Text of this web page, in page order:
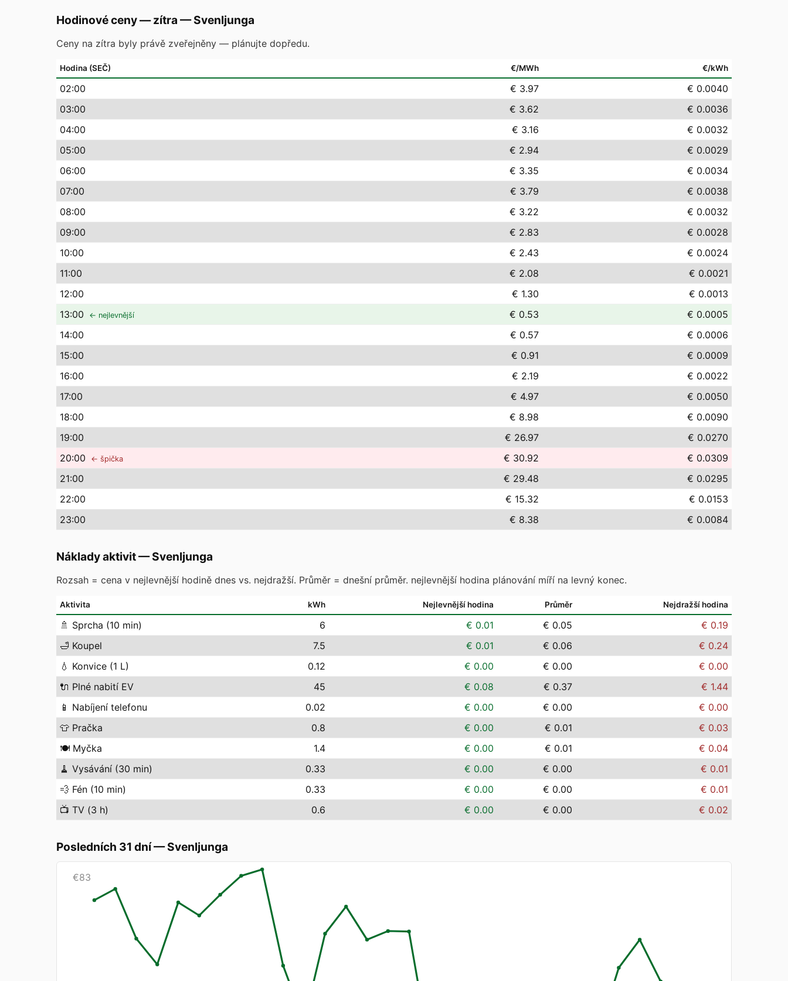
Hodinové ceny — zítra —Svenljunga
Ceny na zítra byly právě zveřejněny — plánujte dopředu.
Hodina (SEČ) €/MWh €/kWh
02:00 € 3.97
€ 0.0040
03:00 € 3.62
€ 0.0036
04:00 € 3.16
€ 0.0032
05:00 € 2.94
€ 0.0029
06:00 € 3.35
€ 0.0034
07:00 € 3.79
€ 0.0038
08:00 € 3.22
€ 0.0032
09:00 € 2.83
€ 0.0028
10:00 € 2.43
€ 0.0024
11:00 € 2.08
€ 0.0021
12:00 € 1.30
€ 0.0013
13:00 ← nejlevnější € 0.53
€ 0.0005
14:00 € 0.57
€ 0.0006
15:00 € 0.91
€ 0.0009
16:00 € 2.19
€ 0.0022
17:00 € 4.97
€ 0.0050
18:00 € 8.98
€ 0.0090
19:00 € 26.97
€ 0.0270
20:00 ← špička € 30.92
€ 0.0309
21:00 € 29.48
€ 0.0295
22:00 € 15.32
€ 0.0153
23:00 € 8.38 € 0.0084
Náklady aktivit—Svenljunga
Rozsah = cena v nejlevnější hodině dnes vs. nejdražší. Průměr = dnešní průměr. nejlevnější hodina plánování míří na levný konec.
Aktivita kWh Nejlevnější hodina Průměr Nejdražší hodina
🚿 Sprcha (10 min) 6 € 0.01 € 0.05
€ 0.19
🛁 Koupel 7.5 € 0.01 € 0.06
€ 0.24
💧 Konvice (1 L) 0.12 € 0.00 € 0.00
€ 0.00
🔌 Plné nabití EV 45 € 0.08 € 0.37
€ 1.44
📱 Nabíjení telefonu 0.02 € 0.00 € 0.00
€ 0.00
👕 Pračka 0.8 € 0.00 € 0.01
€ 0.03
🍽️ Myčka 1.4 € 0.00 € 0.01
€ 0.04
🧹 Vysávání (30 min) 0.33 € 0.00 € 0.00
€ 0.01
💨 Fén (10 min) 0.33 € 0.00 € 0.00
€ 0.01
📺 TV (3 h) 0.6 € 0.00 € 0.00 € 0.02
Posledních 31 dní—Svenljunga
€83